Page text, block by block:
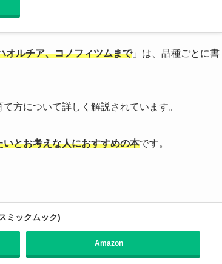
オルチア、コノフィツムまで」は、品種ごとに書
方について詳しく解説されています。
いとお考えな人におすすめの本です。
ミックムック)
Amazon